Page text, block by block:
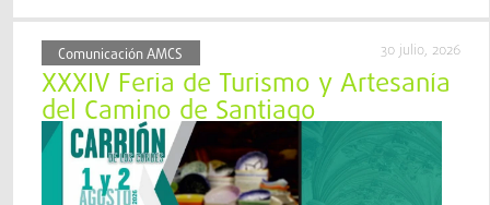
Comunicación AMCS 30 julio, 2026
XXXIV Feria de Turismo y Artesanía
del Camino de Santiago